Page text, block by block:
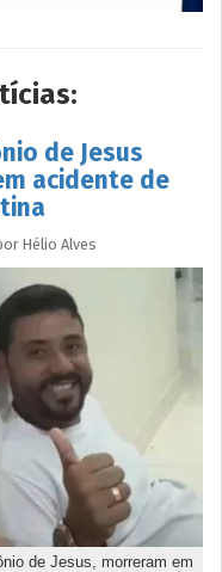
de Jesus
acidente de
Hélio Alves
de Jesus, morreram em